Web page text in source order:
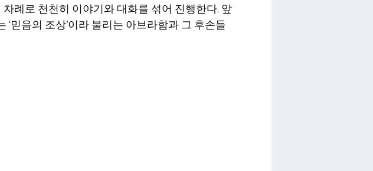
례로 천천히 이야기와 대화를 섞어 진행한다. 앞
믿음의 조상’이라 불리는 아브라함과 그 후손들